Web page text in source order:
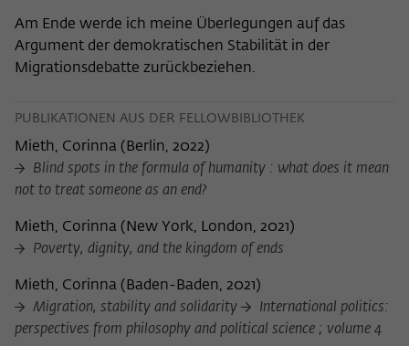
Am Ende werde ich meine Überlegungen auf das
Argument der demokratischen Stabilität in der
Migrationsdebatte zurückbeziehen.
PUBLIKATIONEN AUS DER FELLOWBIBLIOTHEK
Mieth, Corinna ( Berlin, 2022)
Blind spots in the formula of humanity : what does it mean
not to treat someone as an end?
Mieth, Corinna ( New York, London, 2021)
Poverty, dignity, and the kingdom of ends
Mieth, Corinna ( Baden-Baden, 2021)
Migration, stability and solidarity
International politics:
perspectives from philosophy and political science ; volume 4